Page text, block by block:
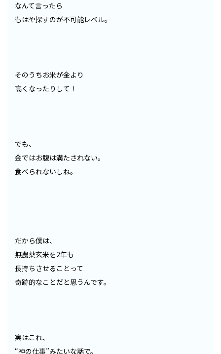
なんて言ったら
もはや探すのが不可能レベル。
そのうちお米が金より
高くなったりして！
でも、
金ではお腹は満たされない。
食べられないしね。
だから僕は、
無農薬玄米を2年も
長持ちさせることって
奇跡的なことだと思うんです。
実はこれ、
“神の仕事”みたいな話で。